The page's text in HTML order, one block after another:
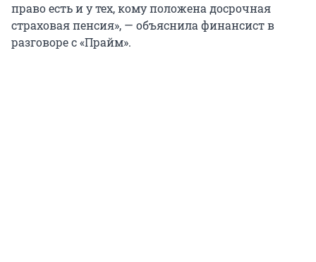
право есть и у тех, кому положена досрочная
страховая пенсия», — объяснила финансист в
разговоре с «Прайм».